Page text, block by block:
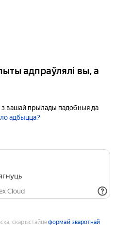
адпраўлялі вы, а
вашай прылады падобныя да
адбыцца?
Cloud
скарыстайцеформай зваротнай